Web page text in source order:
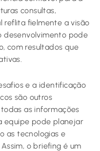
consultas,
reflita fielmente a visão
desenvolvimento pode
com resultados que
e a identificação
são outros
as informações
equipe pode planejar
as tecnologias e
o briefing é um